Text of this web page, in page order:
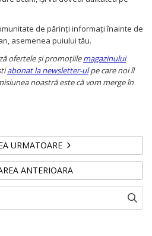
de părinți informați înainte de
asemenea puiului tău.
ofertele și promoțiilemagazinului
abonat la newsletter-ulpe care noi îl
noastră este că vom merge în
URMATOARE
ANTERIOARA